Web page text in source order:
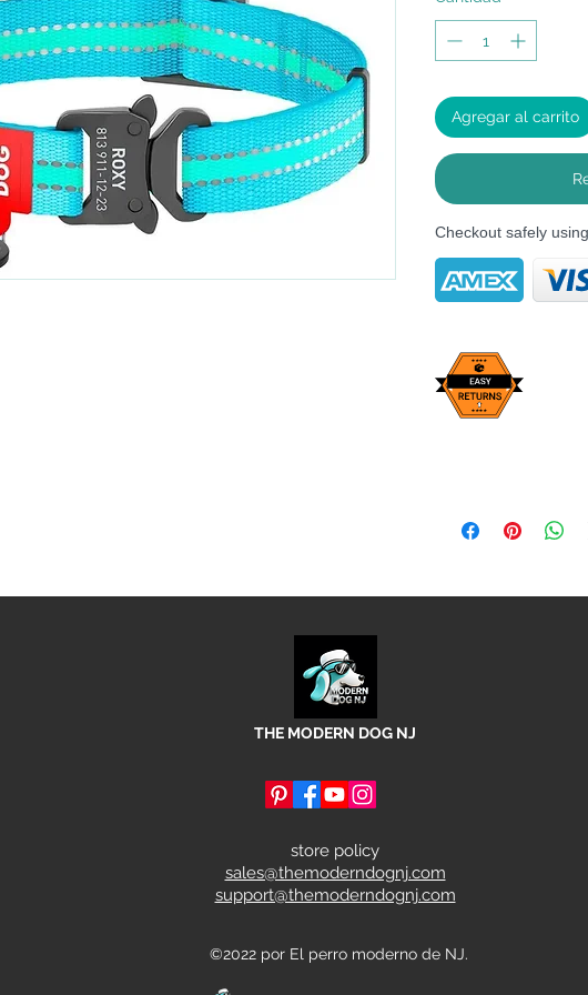
Agregar al carrito
Checkout safely
THE MODERN DOG NJ
store policy
sales@themoderndognj.com
support@themoderndognj.com
©2022 por El perro moderno de NJ.